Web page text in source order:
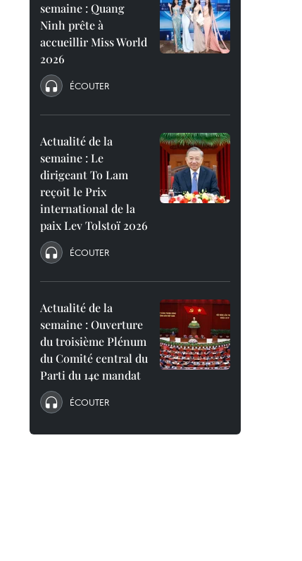
semaine : Quang
Ninh prête à
accueillir Miss World
2026
ÉCOUTER
Actualité de la
semaine : Le
dirigeant To Lam
reçoit le Prix
international de la
paix Lev Tolstoï 2026
ÉCOUTER
Actualité de la
semaine : Ouverture
du troisième Plénum
du Comité central du
Parti du 14e mandat
ÉCOUTER